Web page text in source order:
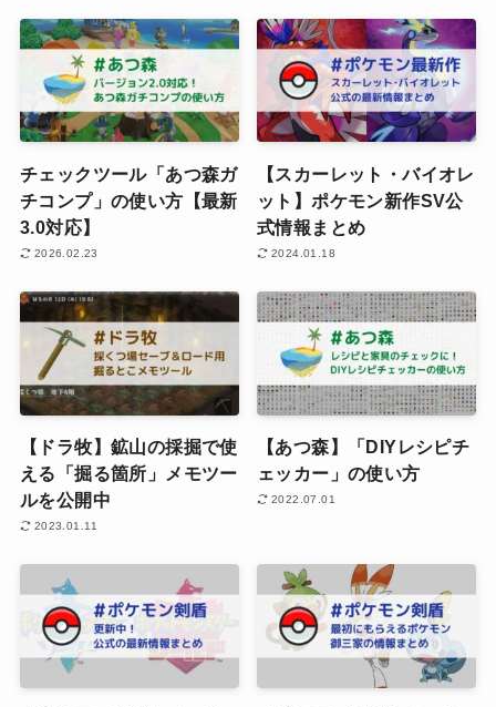
チェックツール「あつ森ガ
チコンプ」の使い方【最新
3.0対応】
2026.02.23
【スカーレット・バイオレ
ット】ポケモン新作SV公
式情報まとめ
2024.01.18
【ドラ牧】鉱山の採掘で使
える「掘る箇所」メモツー
ルを公開中
2023.01.11
【あつ森】「DIYレシピチ
ェッカー」の使い方
2022.07.01